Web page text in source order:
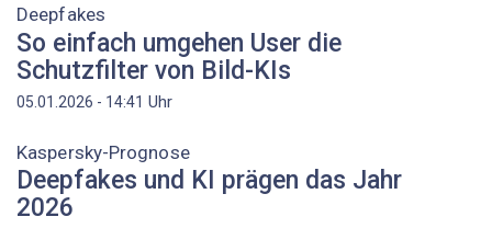
Deepfakes
So einfach umgehen User die
Schutzfilter von Bild-KIs
05.01.2026 - 14:41 Uhr
Kaspersky-Prognose
Deepfakes und KI prägen das Jahr
2026